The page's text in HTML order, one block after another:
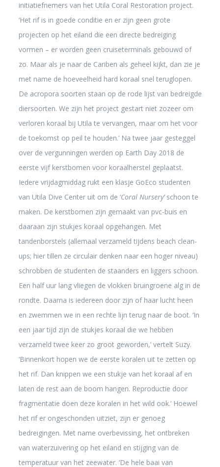
initiatiefnemers van het Utila Coral Restoration project.
‘Het rif is in goede conditie en er zijn geen grote
projecten op het eiland die een directe bedreiging
vormen – er worden geen cruiseterminals gebouwd of
zo. Maar als je naar de Cariben als geheel kijkt, dan zie je
met name de hoeveelheid hard koraal snel teruglopen.
De acropora soorten staan op de rode lijst van bedreigde
diersoorten. We zijn het project gestart niet zozeer om
verloren koraal bij Utila te vervangen, maar om het voor
de toekomst op peil te houden.’ Na twee jaar gesteggel
over de vergunningen werden op Earth Day 2018 de
eerste vijf kerstbomen voor koraalherstel geplaatst.
Iedere vrijdagmiddag rukt een klasje GoEco studenten
van Utila Dive Center uit om de ‘Coral Nursery’schoon te
maken. De kerstbomen zijn gemaakt van pvc-buis en
daaraan zijn stukjes koraal opgehangen. Met
tandenborstels (allemaal verzameld tijdens beach clean-
ups; hier tillen ze circulair denken naar een hoger niveau)
schrobben de studenten de staanders en liggers schoon.
Een half uur lang vliegen de vlokken bruingroene alg in de
rondte. Daarna is iedereen door zijn of haar lucht heen
en zwemmen we in een rechte lijn terug naar de boot. ‘In
een jaar tijd zijn de stukjes koraal die we hebben
verzameld twee keer zo groot geworden,’ vertelt Suzy.
‘Binnenkort hopen we de eerste koralen uit te zetten op
het rif. Dan knippen we een stukje van het koraal af en
laten de rest aan de boom hangen. Reproductie door
fragmentatie doen deze koralen in het wild ook.’ Hoewel
het rif er ongeschonden uitziet, zijn er genoeg
bedreigingen. Met name overbevissing, het ontbreken
van waterzuivering op het eiland en stijging van de
temperatuur van het zeewater. ‘De hele baai van